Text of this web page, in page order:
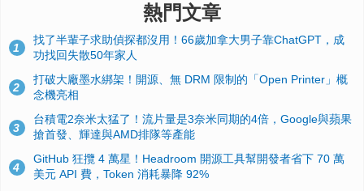
熱門文章
1
找了半輩子求助偵探都沒用！66歲加拿大男子靠ChatGPT，成
功找回失散50年家人
2
打破大廠墨水綁架！開源、無 DRM 限制的「Open Printer」概
念機亮相
3
台積電2奈米太猛了！流片量是3奈米同期的4倍，Google與蘋果
搶首發、輝達與AMD排隊等產能
4
GitHub 狂攬 4 萬星！Headroom 開源工具幫開發者省下 70 萬
美元 API 費，Token 消耗暴降 92%